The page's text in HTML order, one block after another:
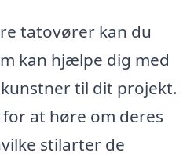
tatovører kan du
kan hjælpe dig med
til dit projekt.
at høre om deres
stilarter de